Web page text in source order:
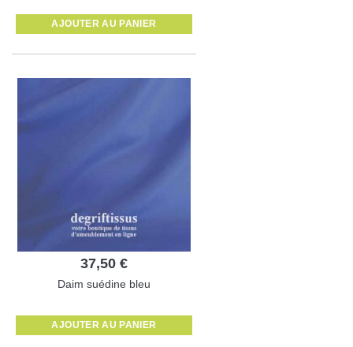
AJOUTER AU PANIER
37,50 €
Daim suédine bleu
AJOUTER AU PANIER